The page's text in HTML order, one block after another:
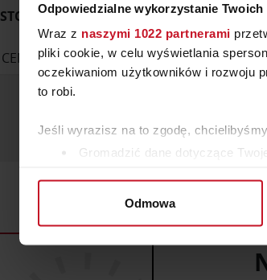
Odpowiedzialne wykorzystanie Twoich
Wraz z naszymi 1022 partnerami
pliki cookie, w celu wyświetlania
oczekiwaniom użytkowników i rozwoju
to robi.
Jeśli wyrazisz na to zgodę,
Gromadzić dane dotyczące
Dowiedz się więcej odnośnie tego, jak
Wykorzystujemy pliki cookie do
Odmowa
NAVY BLUE
W SALONIE
ESTELLA
155/
599